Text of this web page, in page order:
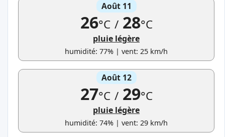
Août 11
26°C /28°C
pluie légère
humidité: 77% | vent: 25 km/h
Août 12
27°C /29°C
pluie légère
humidité: 74% | vent: 29 km/h